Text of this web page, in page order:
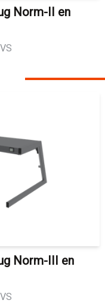
Norm-II en
Norm-III en